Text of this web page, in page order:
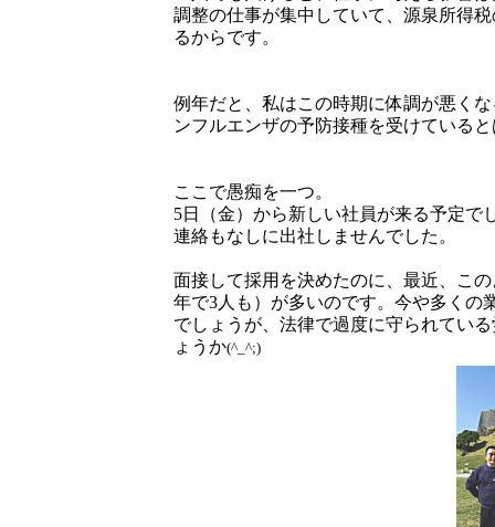
調整の仕事が集中していて、源泉所得
るからです。
例年だと、私はこの時期に体調が悪く
ンフルエンザの予防接種を受けている
ここで愚痴を一つ。
5日（金）から新しい社員が来る予定で
連絡もなしに出社しませんでした。
面接して採用を決めたのに、最近、こ
年で3人も）が多いのです。今や多くの
でしょうが、法律で過度に守られてい
ょうか(^_^;)